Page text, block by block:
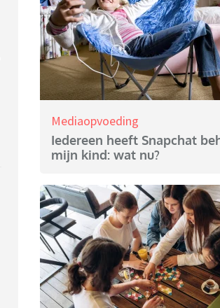
Mediaopvoeding
Iedereen heeft Snapchat
mijn kind: wat nu?